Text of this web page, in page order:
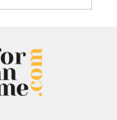
a trend viral y
de ser tu